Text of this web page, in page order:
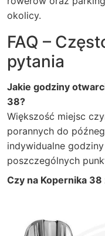
okolicy.
FAQ –
pytania
Jakie godziny
38?
Większość miejsc
porannych do
indywidualne
poszczególnych
Czy na Kopernika